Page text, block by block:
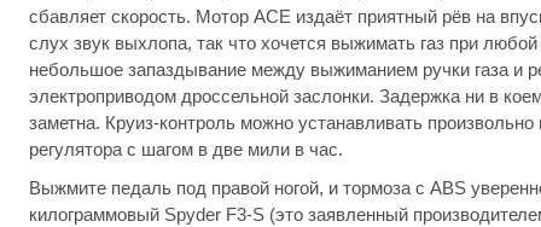
сбавляет скорость. Мотор ACE издаёт приятный рёв на
слух звук выхлопа, так что хочется выжимать газ при
небольшое запаздывание между выжиманием ручки газа и
электроприводом дроссельной заслонки. Задержка ни в
заметна. Круиз-контроль можно устанавливать
регулятора с шагом в две мили в час.
Выжмите педаль под правой ногой, и тормоза с ABS
килограммовый Spyder F3-S (это заявленный